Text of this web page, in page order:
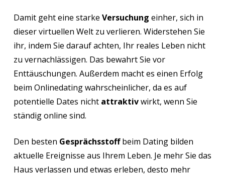
Damit geht eine starke Versuchung einher, sich in
dieser virtuellen Welt zu verlieren. Widerstehen Sie
ihr, indem Sie darauf achten, Ihr reales Leben nicht
zu vernachlässigen. Das bewahrt Sie vor
Enttäuschungen. Außerdem macht es einen Erfolg
beim Onlinedating wahrscheinlicher, da es auf
potentielle Dates nicht attraktivwirkt, wenn Sie
ständig online sind.
Den besten Gesprächsstoffbeim Dating bilden
aktuelle Ereignisse aus Ihrem Leben. Je mehr Sie das
Haus verlassen und etwas erleben, desto mehr